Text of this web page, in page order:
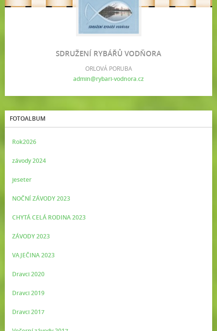
SDRUŽENÍ RYBÁŘŮ VODŇORA
ORLOVÁ PORUBA
admin@rybari-vodnora.cz
FOTOALBUM
Rok2026
závody 2024
jeseter
NOČNÍ ZÁVODY 2023
CHYTÁ CELÁ RODINA 2023
ZÁVODY 2023
VAJEČINA 2023
Dravci 2020
Dravci 2019
Dravci 2017